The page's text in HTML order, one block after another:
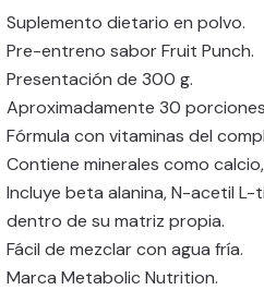
Suplemento dietario en polvo.
Pre-entreno sabor Fruit Punch.
Presentación de 300 g.
Aproximadamente 30
Fórmula con vitaminas del
Contiene minerales como
Incluye beta alanina, N-acetil
dentro de su matriz propia.
Fácil de mezclar con agua fría.
Marca Metabolic Nutrition.